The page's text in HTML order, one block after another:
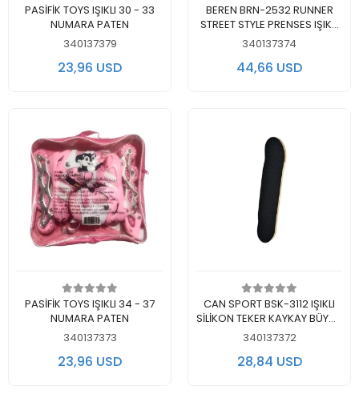
Add to cart
PASİFİK TOYS IŞIKLI 30 - 33
NUMARA PATEN
340137379
23,96 USD
Add to cart
BEREN BRN-2532 RUNNER
STREET STYLE PRENSES IŞIKLI
55 KG 3 TEKER PEMBE
340137374
44,66 USD
Add to cart
PASİFİK TOYS IŞIKLI 34 - 37
NUMARA PATEN
340137373
23,96 USD
Add to cart
CAN SPORT BSK-3112 IŞIKLI
SİLİKON TEKER KAYKAY BÜYÜK
BOY
340137372
28,84 USD